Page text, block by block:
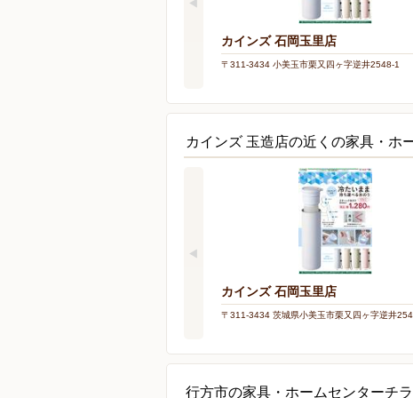
カインズ 石岡玉里店
〒311-3434 小美玉市栗又四ヶ字逆井2548-1
カインズ 玉造店の近くの家具・ホ
カインズ 石岡玉里店
〒311-3434 茨城県小美玉市栗又四ヶ字逆井
行方市の家具・ホームセンターチ